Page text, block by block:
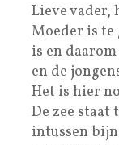
Lieve vader,
Moeder is te
is en
en de
Het is hier
De zee
intussen